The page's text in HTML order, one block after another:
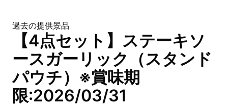
過去の提供景品
【4点セット】ステーキソ
ースガーリック（スタンド
パウチ）※賞味期
限:2026/03/31